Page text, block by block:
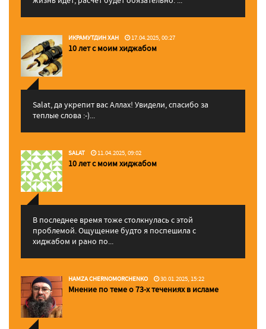
ИКРАМУТДИН ХАН 17.04.2025, 00:27
10 лет с моим хиджабом
Salat, да укрепит вас Аллаx! Увидели, спасибо за
теплые слова :-)...
SALAT 11.04.2025, 09:02
10 лет с моим хиджабом
В последнее время тоже столкнулась с этой
проблемой. Ощущение будто я поспешила с
хиджабом и рано по...
HAMZA CHERNOMORCHENKO 30.01.2025, 15:22
Мнение по теме о 73-х течениях в исламе